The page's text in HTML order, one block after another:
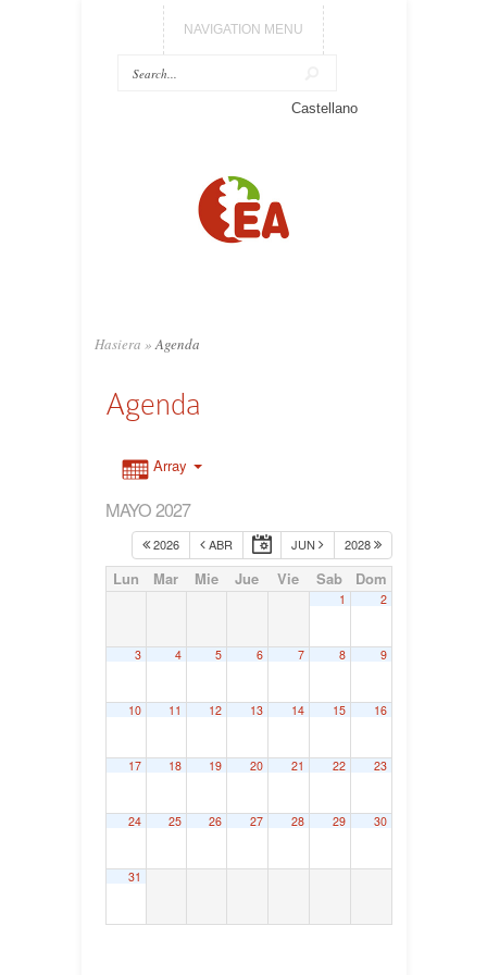
NAVIGATION MENU
Castellano
Hasiera » Agenda
Agenda
Array
MAYO 2027
2026 ABR JUN 2028
Lun Mar Mie Jue Vie Sab Dom
1 2
3 4 5 6 7 8 9
10 11 12 13 14 15 16
17 18 19 20 21 22 23
24 25 26 27 28 29 30
31